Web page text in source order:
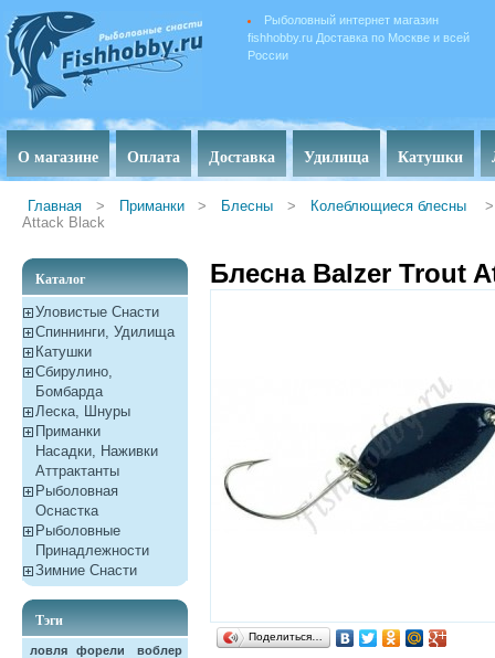
Рыболовный интернет магазин
fishhobby.ru Доставка по Москве и всей
России
О магазине Оплата Доставка Удилища Катушки
Главная > Приманки > Блесны > Колеблющиеся блесны
>
Attack Black
Каталог
Уловистые Снасти
Спиннинги, Удилища
Катушки
Сбирулино,
Бомбарда
Леска, Шнуры
Приманки
Насадки, Наживки
Aттрактанты
Рыболовная
Оснастка
Рыболовные
Принадлежности
Зимние Снасти
Тэги
ловля форели
воблер
Блесна Balzer Trout
Поделиться…